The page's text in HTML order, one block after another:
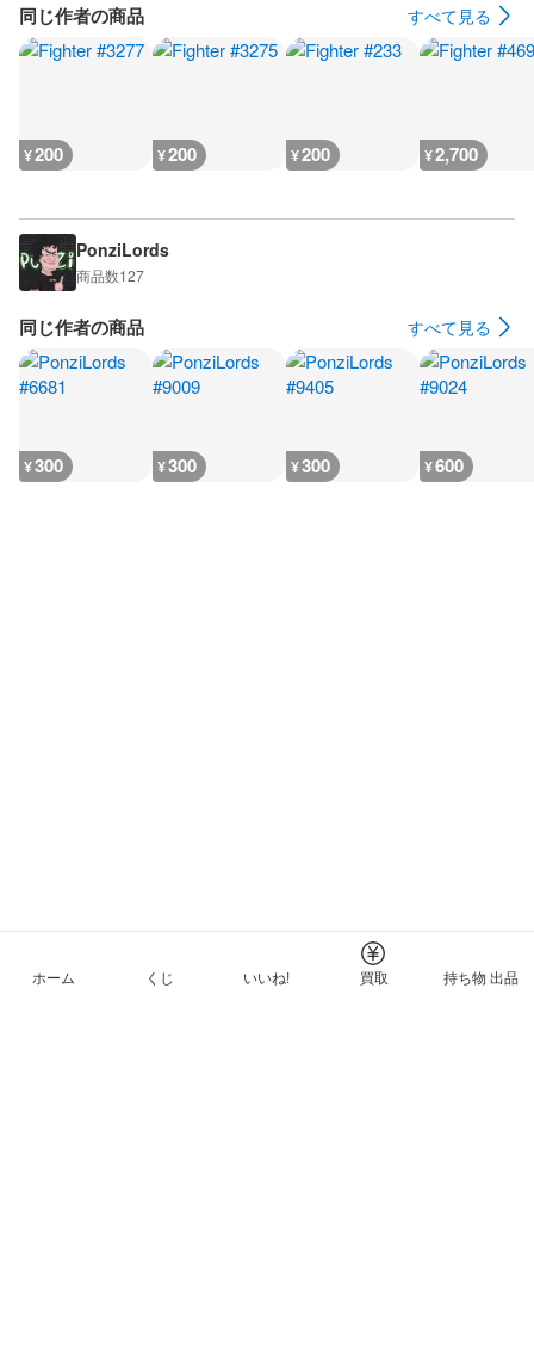
同じ作者の商品 すべて見る
¥200 ¥200 ¥200 ¥2,700
PonziLords
商品数127
同じ作者の商品 すべて見る
¥300 ¥300 ¥300 ¥600
ホーム くじ いいね! 買取 持ち物 出品